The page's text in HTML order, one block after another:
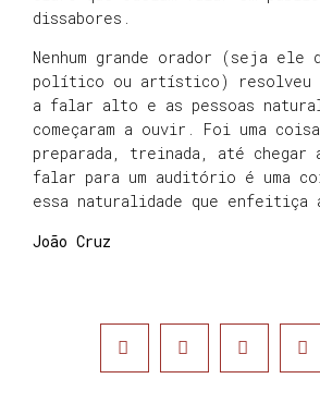
dissabores.
Nenhum grande orador (seja ele
político ou artístico) resolveu
a falar alto e as pessoas
começaram a ouvir. Foi uma
preparada, treinada, até chegar
falar para um auditório é uma
essa naturalidade que enfeitiça
João Cruz